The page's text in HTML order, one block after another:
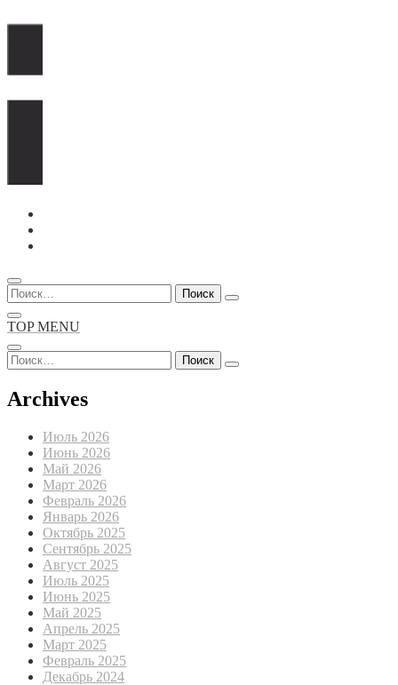
Перейти
содержимому
Найти:
TOP MENU
Найти:
Archives
Июль 2026
Июнь 2026
Май 2026
Март 2026
Февраль 2026
Январь 2026
Октябрь 2025
Сентябрь 2025
Август 2025
Июль 2025
Июнь 2025
Май 2025
Апрель 2025
Март 2025
Февраль 2025
Декабрь 2024